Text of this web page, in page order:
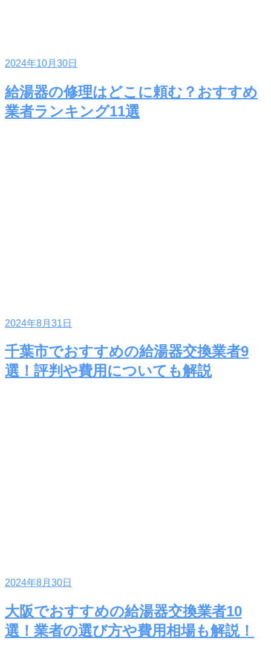
2024年10月30日
給湯器の修理はどこに頼む？おすすめ
業者ランキング11選
2024年8月31日
千葉市でおすすめの給湯器交換業者9
選！評判や費用についても解説
2024年8月30日
大阪でおすすめの給湯器交換業者10
選！業者の選び方や費用相場も解説！